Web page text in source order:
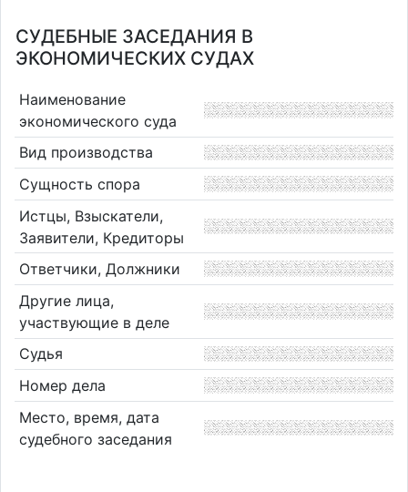
СУДЕБНЫЕ ЗАСЕДАНИЯ В
ЭКОНОМИЧЕСКИХ СУДАХ
Наименование
экономического суда
Вид производства
Сущность спора
Истцы, Взыскатели,
Заявители, Кредиторы
Ответчики, Должники
Другие лица,
участвующие в деле
Судья
Номер дела
Место, время, дата
судебного заседания